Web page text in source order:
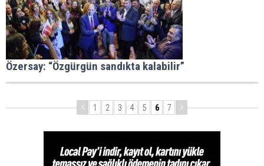
Özersay: “Özgürgün sandıkta kalabilir”
1 2 3 4 5 6 7